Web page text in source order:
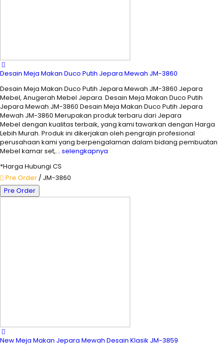
Desain Meja Makan Duco Putih Jepara Mewah JM-3860
Desain Meja Makan Duco Putih Jepara Mewah JM-3860 Jepara
Mebel, Anugerah Mebel Jepara. Desain Meja Makan Duco Putih
Jepara Mewah JM-3860 Desain Meja Makan Duco Putih Jepara
Mewah JM-3860 Merupakan produk terbaru dari Jepara
Mebel dengan kualitas terbaik, yang kami tawarkan dengan Harga
Lebih Murah. Produk ini dikerjakan oleh pengrajin profesional
perusahaan kami yang berpengalaman dalam bidang pembuatan
Mebel kamar set,… selengkapnya
*Harga Hubungi CS
Pre Order / JM-3860
Pre Order
New Meja Makan Jepara Mewah Desain Klasik JM-3859